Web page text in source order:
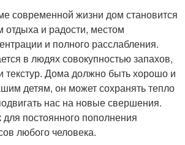
современной жизни дом становится
и радости, местом
и полного расслабления.
в людях совокупностью запахов,
Дома должно быть хорошо и
детям, он может сохранять тепло
нас на новые свершения.
для постоянного пополнения
любого человека.